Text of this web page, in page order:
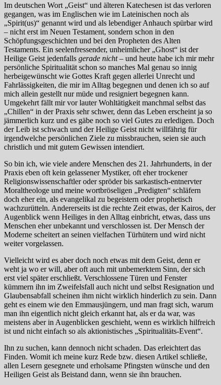
Im deutschen Wort „Geist“ und älteren Katechesen ist das verloren
gegangen, was im Englischen wie im Lateinischen noch als
„Spirit(us)“ genannt wird und als lebendiger Anhauch spürbar wird
– nicht erst im Neuen Testament, sondern schon in den
Schöpfungsgeschichten und bei den Propheten des Alten
Testaments. Ein seelenfressender, unheimlicher „Ghost“ ist der
Heilige Geist jedenfalls gerade nicht– und heute habe ich mir mehr
persönliche Spiritualität schon so manches Mal genau so innig
herbeigewünscht wie Gottes Kraft gegen allerlei Unrecht und
Fahrlässigkeiten, die mir im Alltag begegnen und denen ich so auf
mich allein gestellt nur müde und resigniert begegnen kann.
Umgekehrt fällt mir vor lauter Wohltätigkeit manchmal selbst das
„Chillen“ in der Praxis sehr schwer, denn das Leben erscheint ja so
jämmerlich kurz und es gäbe noch so viel Gutes zu erledigen. Doch
der Leib ist schwach und der Heilige Geist nicht willfährig für
irgendwelche persönlichen Ziele zu missbrauchen, seien sie auch
christlich und mit gutem Gewissen intendiert.
So bin ich, wie viele andere Menschen des 21. Jahrhunderts, in der
Praxis eben oft kein gelassener Mystiker, oft eher trockener
Religionswissenschaftler oder spröder bis sarkastisch-entnervter
Moraltheologe und meine wortbröseligen „Predigten“ schläfern
doch eher ein, als evangelikal zu begeistern oder prophetisch
wachzurütteln. Andererseits ist die rechte Zeit etwas, der Kairos, der
Augenblick wenn Heiliges in den Alltag einbricht, etwas, dass uns
Menschen eher unbekannt und verschlossen ist. Der Mensch der
Moderne scheitert an seinen vielfachen Türhütern und wird nicht
weiter vorgelassen.
Vielleicht wird es aber doch noch etwas mit dem Geist, denn er
weht ja wo er will, aber oft auch mit unbemerktem Sinn, der sich
erst viel später erschließt. Verschlossene Türen und Fenster
kümmern ihn im Zweifelsfall auch nicht und selbst Resignation und
Glaubensabfall scheinen ihm nicht wirklich hinderlich zu sein. Dann
geht es einem wie den Emmausjüngern, und man fragt sich, warum
man ihn eigentlich nicht gleich erkannt hat, als er da war, was
meistens aber in Augenblicken geschieht, wenn es wirklich hilfreich
ist und nicht einfach so als aktionistisches „Spiritualitäts-Event“.
Ihn zu suchen, kann dennoch nicht schaden. Das erleichtert das
Finden. Womit ich meine kurz Rede bzw. diesen Artikel schließe,
allen Lesern gesegnete und erholsame Pfingsten wünsche und den
Heiligen Geist als Beistand dann, wenn sie ihn brauchen.